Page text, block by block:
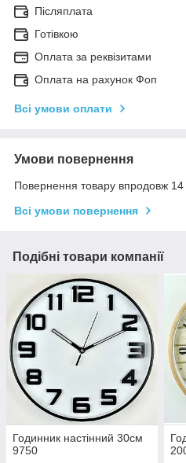
Післяплата
Готівкою
Оплата за реквізитами
Оплата на рахунок Фоп
Всі умови оплати
Умови повернення
Повернення товару впродовж 14
Всі умови повернення
Подібні товари компанії
Годинник настінний 30см
9750